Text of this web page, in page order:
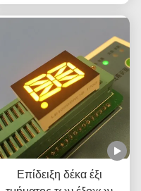
Επίδειξη δέκα έξι